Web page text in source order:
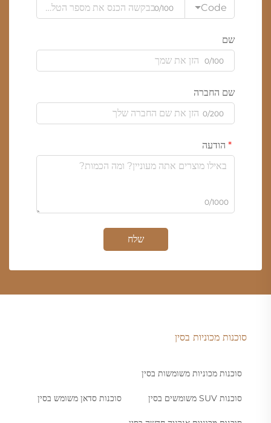
Code
0/100
שם
0/100
שם החברה
0/200
הודעה
0/1000
שלח
סוכנות מכוניות בסין
סוכנות מכוניות משומשות בסין
סוכנות SUV משומשים בסין סוכנות סדאן משומש בסין